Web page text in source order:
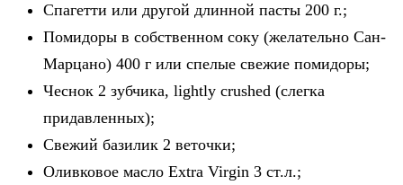
Спагетти или другой длинной пасты 200 г.;
Помидоры в собственном соку (желательно Сан-
Марцано) 400 г или спелые свежие помидоры;
Чеснок 2 зубчика, lightly crushed (слегка
придавленных);
Свежий базилик 2 веточки;
Оливковое масло Extra Virgin 3 ст.л.;